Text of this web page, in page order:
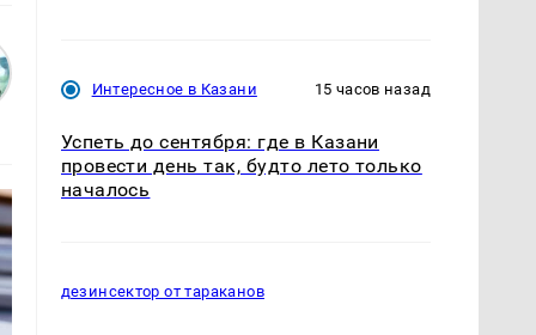
Интересное в Казани 15 часов назад
Успеть до сентября: где в Казани
провести день так, будто лето только
началось
дезинсектор от тараканов